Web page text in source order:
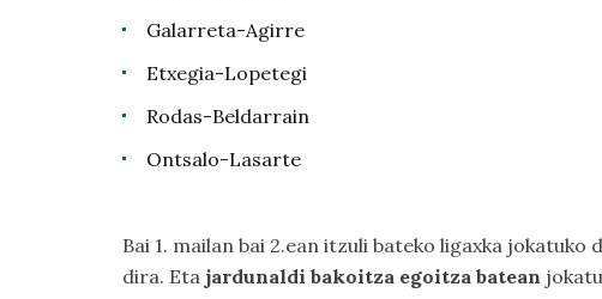
Galarreta-Agirre
Etxegia-Lopetegi
Rodas-Beldarrain
Ontsalo-Lasarte
Bai 1. mailan bai 2.ean itzuli bateko ligaxka
dira. Eta jardunaldi bakoitza egoitza batean